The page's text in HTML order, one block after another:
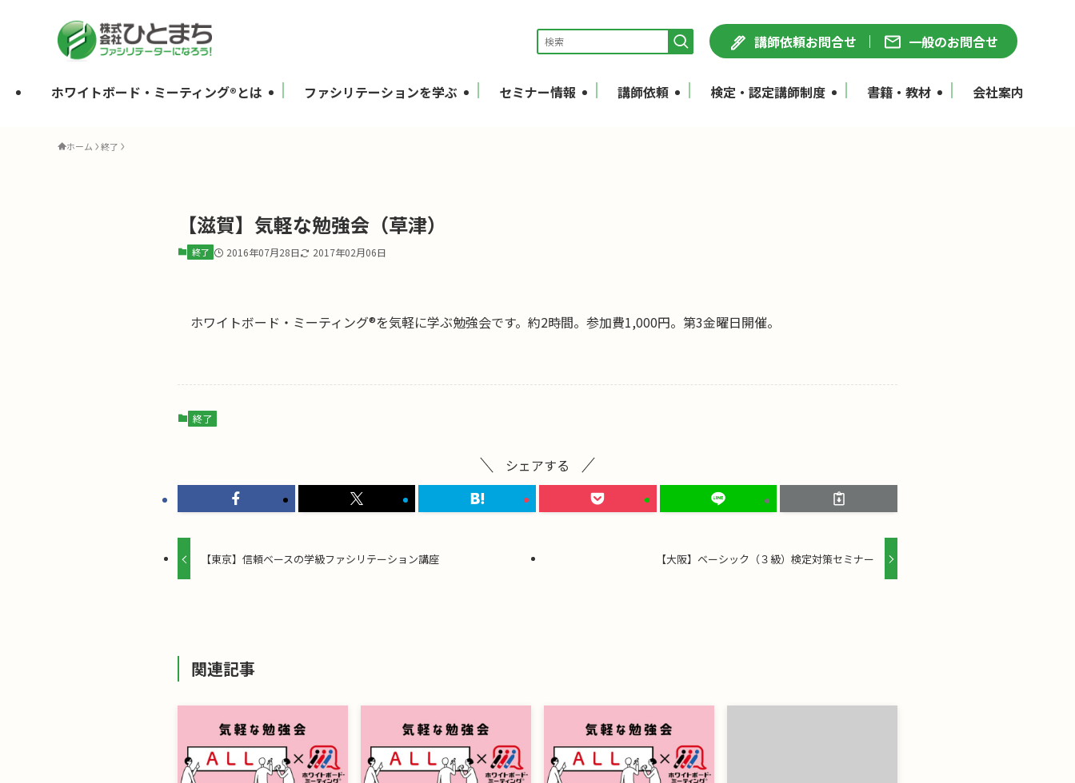
講師依頼お問合せ 一般のお問合せ
ホワイトボード・ミーティング®とは ファシリテーションを学ぶ セミナー情報 講師依頼 検定・認定講師制度 書籍・教材 会社案内
ホーム 終了
【滋賀】気軽な勉強会（草津）
終了 2016年07月28日 2017年02月06日
ホワイトボード・ミーティング®を気軽に学ぶ勉強会です。 約2時間。参加費1,000円。第3金曜日開催。
終了
シェアする
【東京】信頼ベースの学級ファシリテーション講座 【大阪】ベーシック（３級）検定対策セミナー
関連記事